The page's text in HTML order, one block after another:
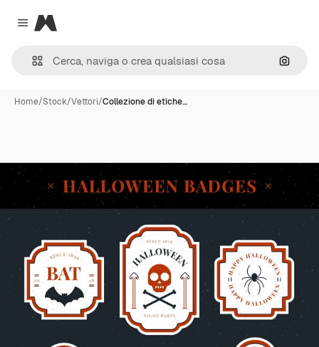
Close menu
Magnific
Cerca
Home/Stock/Vettori/Collezione di etiche…